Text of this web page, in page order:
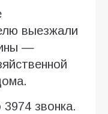
выезжали
—
звонка.